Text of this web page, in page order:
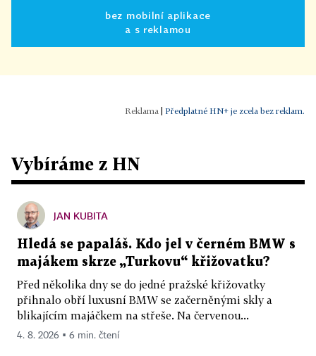
bez mobilní aplikace
a s reklamou
Předplatné HN+ je zcela bez reklam.
Vybíráme z HN
JAN KUBITA
Hledá se papaláš. Kdo jel v černém BMW s
majákem skrze „Turkovu“ křižovatku?
Před několika dny se do jedné pražské křižovatky
přihnalo obří luxusní BMW se začerněnými skly a
blikajícím majáčkem na střeše. Na červenou...
4. 8. 2026 ▪ 6 min. čtení